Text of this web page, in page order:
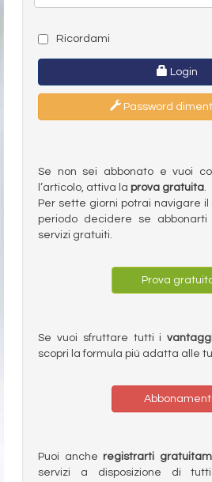
Ricordami
Login
Password
Se non sei abbonato e vuoi
l’articolo, attiva la prova gratuita.
Per sette giorni potrai navigare
periodo decidere se
servizi gratuiti.
Prova
Se vuoi sfruttare tutti i
scopri la formula più adatta alle
Abbonamenti
Puoi anche registrarti
servizi a disposizione di